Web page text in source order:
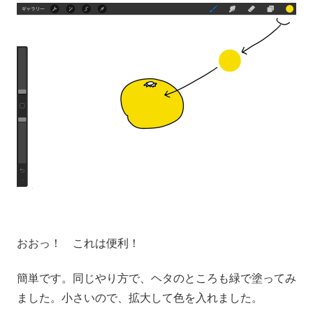
おおっ！ これは便利！
簡単です。同じやり方で、ヘタのところも緑で塗ってみ
ました。小さいので、拡大して色を入れました。